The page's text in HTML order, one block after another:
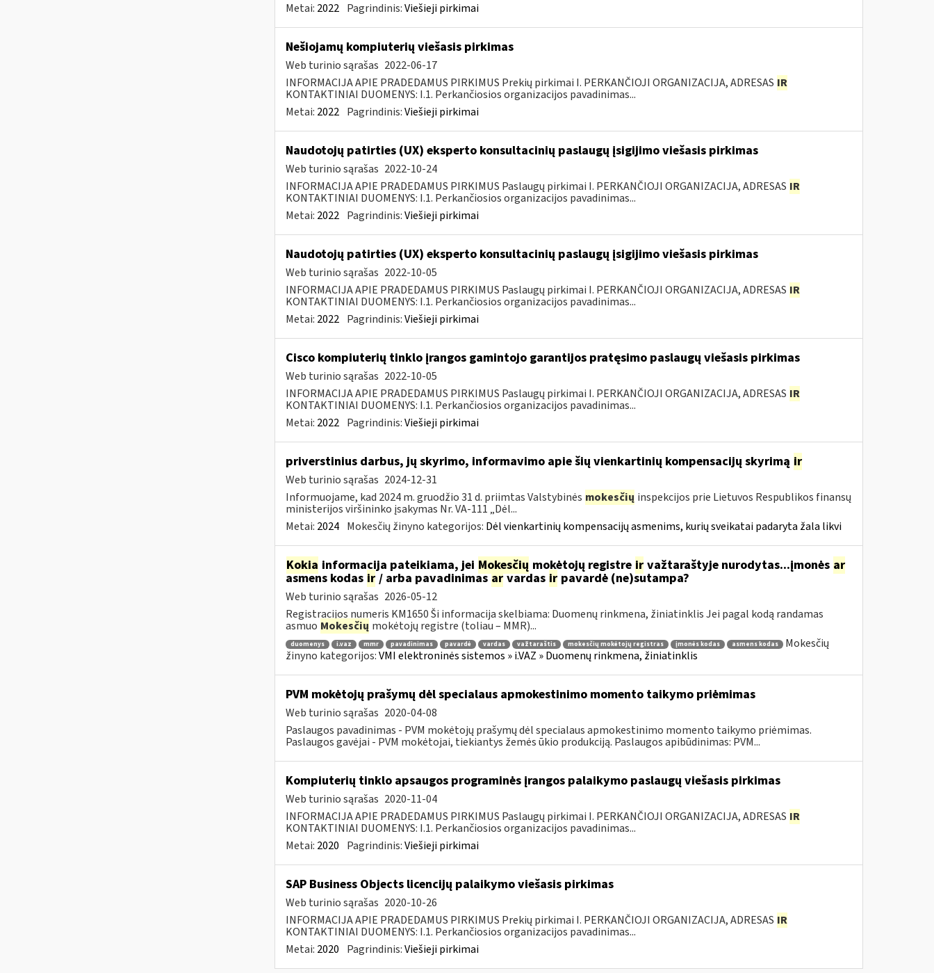
Metai: 2022 Pagrindinis:Viešieji pirkimai
Nešiojamų kompiuterių viešasis pirkimas
Web turinio sąrašas 2022-06-17
INFORMACIJA APIE PRADEDAMUS PIRKIMUS Prekių pirkimai I. PERKANČIOJI ORGANIZACIJA, ADRESAS IR
KONTAKTINIAI DUOMENYS: I.1. Perkančiosios organizacijos pavadinimas...
Metai: 2022 Pagrindinis:Viešieji pirkimai
Naudotojų patirties (UX) eksperto konsultacinių paslaugų įsigijimo viešasis pirkimas
Web turinio sąrašas 2022-10-24
INFORMACIJA APIE PRADEDAMUS PIRKIMUS Paslaugų pirkimai I. PERKANČIOJI ORGANIZACIJA, ADRESAS IR
KONTAKTINIAI DUOMENYS: I.1. Perkančiosios organizacijos pavadinimas...
Metai: 2022 Pagrindinis:Viešieji pirkimai
Naudotojų patirties (UX) eksperto konsultacinių paslaugų įsigijimo viešasis pirkimas
Web turinio sąrašas 2022-10-05
INFORMACIJA APIE PRADEDAMUS PIRKIMUS Paslaugų pirkimai I. PERKANČIOJI ORGANIZACIJA, ADRESAS IR
KONTAKTINIAI DUOMENYS: I.1. Perkančiosios organizacijos pavadinimas...
Metai: 2022 Pagrindinis:Viešieji pirkimai
Cisco kompiuterių tinklo įrangos gamintojo garantijos pratęsimo paslaugų viešasis pirkimas
Web turinio sąrašas 2022-10-05
INFORMACIJA APIE PRADEDAMUS PIRKIMUS Paslaugų pirkimai I. PERKANČIOJI ORGANIZACIJA, ADRESAS IR
KONTAKTINIAI DUOMENYS: I.1. Perkančiosios organizacijos pavadinimas...
Metai: 2022 Pagrindinis:Viešieji pirkimai
priverstinius darbus, jų skyrimo, informavimo apie šių vienkartinių kompensacijų skyrimą ir
Web turinio sąrašas 2024-12-31
Informuojame, kad 2024 m. gruodžio 31 d. priimtas Valstybinės mokesčių inspekcijos prie Lietuvos Respublikos finansų
ministerijos viršininko įsakymas Nr. VA-111 „Dėl...
Metai: 2024 Mokesčių žinyno kategorijos: Dėl vienkartinių kompensacijų asmenims, kurių sveikatai padaryta žala likvi
Kokia informacija pateikiama, jei Mokesčių mokėtojų registre irvažtaraštyje nurodytas...įmonės ar
asmens kodas ir/ arba pavadinimasarvardas irpavardė (ne)sutampa?
Web turinio sąrašas 2026-05-12
Registracijos numeris KM1650 Ši informacija skelbiama: Duomenų rinkmena, žiniatinklis Jei pagal kodą randamas
asmuo Mokesčių mokėtojų registre (toliau – MMR)...
duomenys i.vaz mmr pavadinimas pavardė vardas važtaraštis mokesčių mokėtojų registras įmonės kodas asmens kodas
Mokesčių
žinyno kategorijos:VMI elektroninės sistemos » i.VAZ » Duomenų rinkmena, žiniatinklis
PVM mokėtojų prašymų dėl specialaus apmokestinimo momento taikymo priėmimas
Web turinio sąrašas 2020-04-08
Paslaugos pavadinimas - PVM mokėtojų prašymų dėl specialaus apmokestinimo momento taikymo priėmimas.
Paslaugos gavėjai - PVM mokėtojai, tiekiantys žemės ūkio produkciją. Paslaugos apibūdinimas: PVM...
Kompiuterių tinklo apsaugos programinės įrangos palaikymo paslaugų viešasis pirkimas
Web turinio sąrašas 2020-11-04
INFORMACIJA APIE PRADEDAMUS PIRKIMUS Paslaugų pirkimai I. PERKANČIOJI ORGANIZACIJA, ADRESAS IR
KONTAKTINIAI DUOMENYS: I.1. Perkančiosios organizacijos pavadinimas...
Metai: 2020 Pagrindinis:Viešieji pirkimai
SAP Business Objects licencijų palaikymo viešasis pirkimas
Web turinio sąrašas 2020-10-26
INFORMACIJA APIE PRADEDAMUS PIRKIMUS Prekių pirkimai I. PERKANČIOJI ORGANIZACIJA, ADRESAS IR
KONTAKTINIAI DUOMENYS: I.1. Perkančiosios organizacijos pavadinimas...
Metai: 2020 Pagrindinis:Viešieji pirkimai